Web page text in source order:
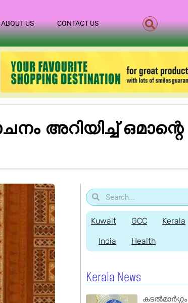
ABOUT US CONTACT US
ഒമാന്റെ
Kuwait GCC Kerala
India Health
Kerala News